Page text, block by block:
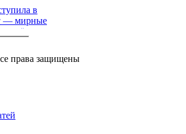
в
— мирные
всё чаще
права защищены